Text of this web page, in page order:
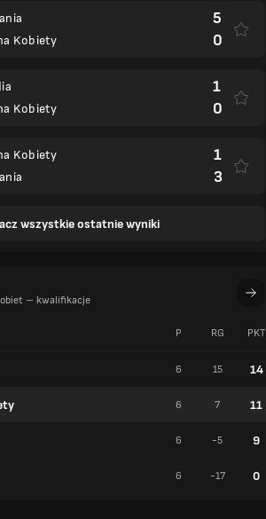
Kobiety
5
0
Kobiety
1
0
Kobiety
1
3
wszystkie ostatnie wyniki
– kwalifikacje
P RG PKT
6 15 14
6 7 11
6 -5 9
6 -17 0